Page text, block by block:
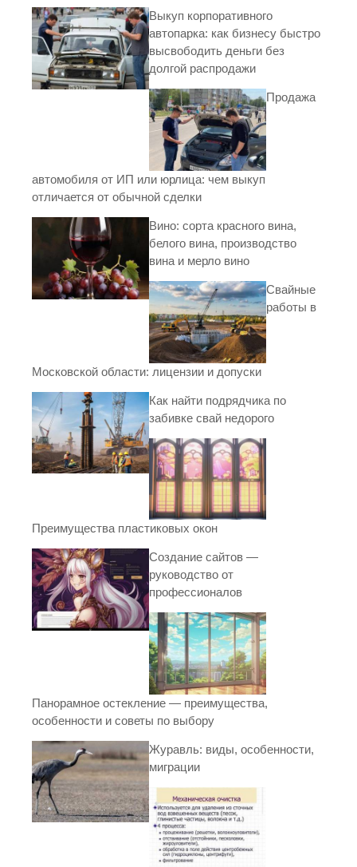
Выкуп корпоративного
автопарка: как бизнесу быстро
высвободить деньги без
долгой распродажи
Продажа
автомобиля от ИП или юрлица: чем выкуп
отличается от обычной сделки
Вино: сорта красного вина,
белого вина, производство
вина и мерло вино
Свайные
работы в
Московской области: лицензии и допуски
Как найти подрядчика по
забивке свай недорого
Преимущества пластиковых окон
Создание сайтов —
руководство от
профессионалов
Панорамное остекление — преимущества,
особенности и советы по выбору
Журавль: виды, особенности,
миграции